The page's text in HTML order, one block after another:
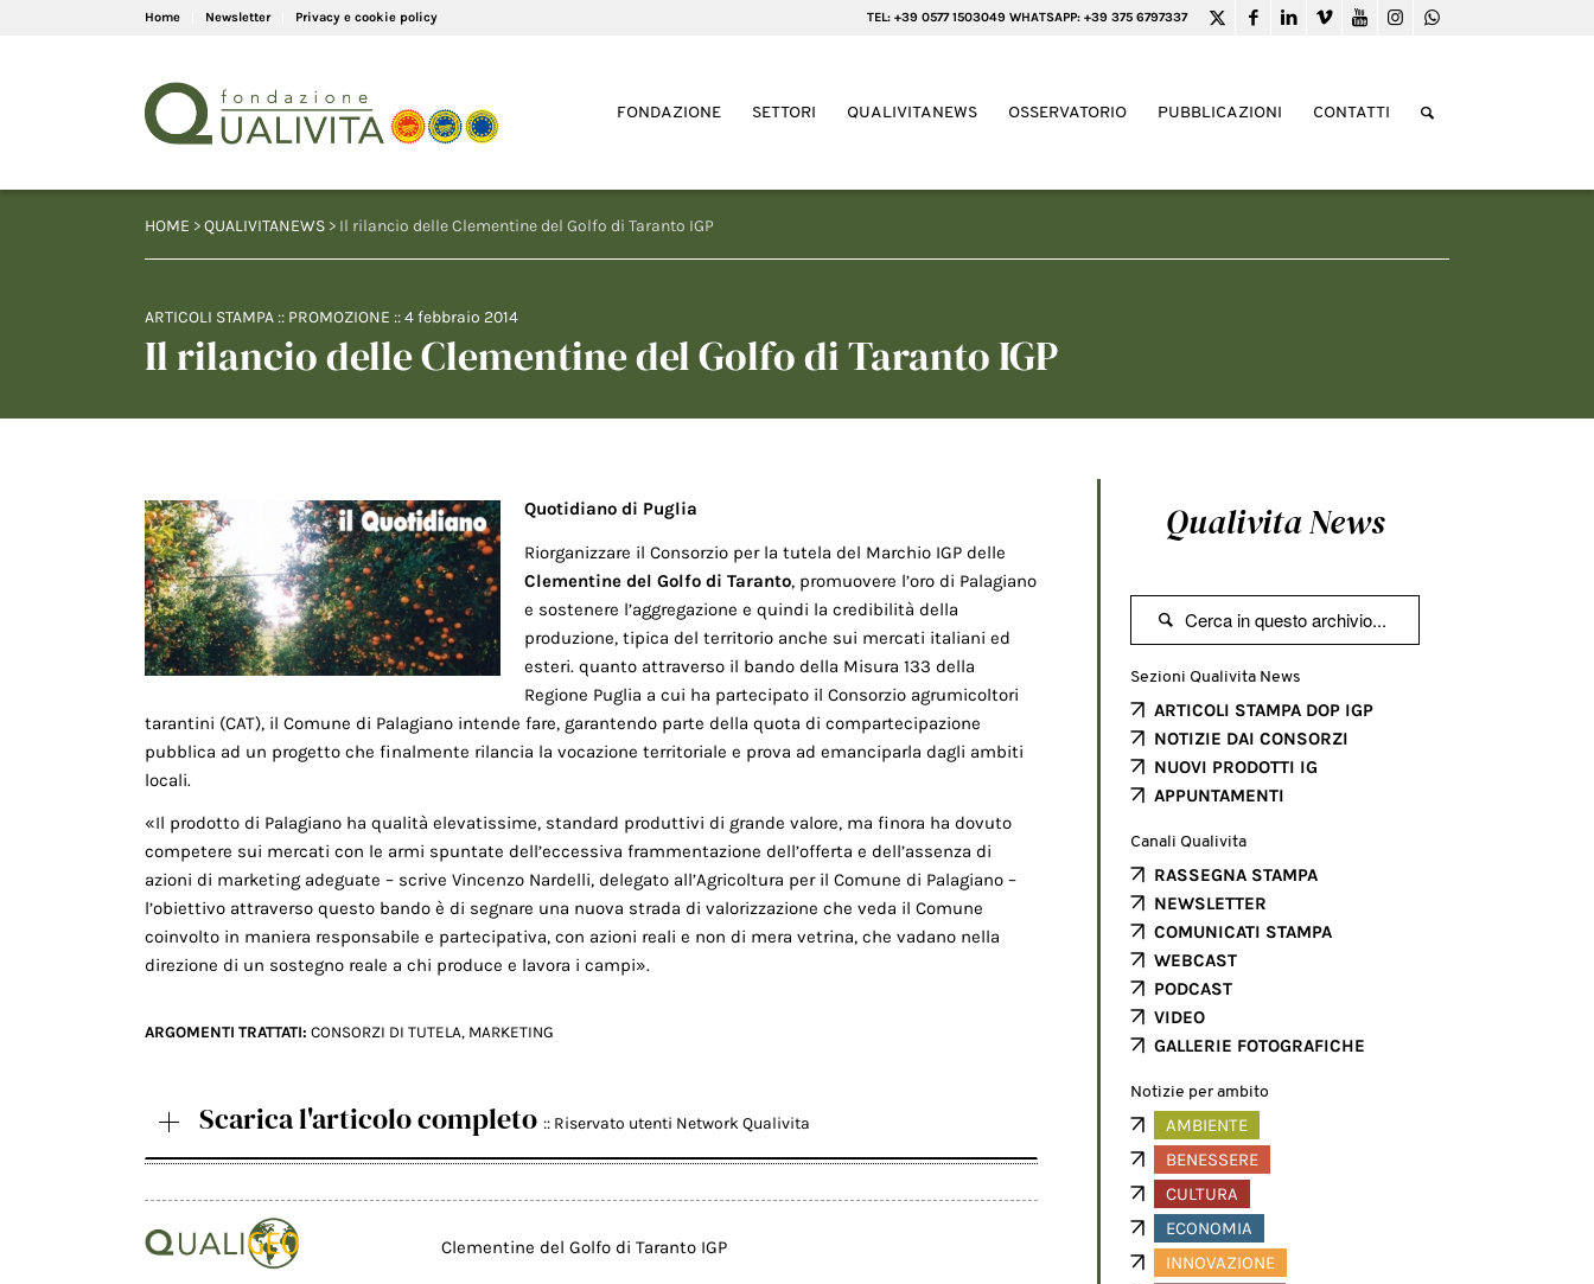
Home Newsletter Privacy e cookie policy TEL: +39 0577 1503049 WHATSAPP: +39 375 6797337
FONDAZIONE SETTORI QUALIVITANEWS OSSERVATORIO PUBBLICAZIONI CONTATTI
HOME >QUALIVITANEWS > Il rilancio delle Clementine del Golfo di Taranto IGP
ARTICOLI STAMPA :: PROMOZIONE ::4 febbraio 2014
Il rilancio delle Clementine del Golfo di Taranto IGP
Quotidiano di Puglia
Riorganizzare il Consorzio per la tutela del Marchio IGP delle
Clementine del Golfo di Taranto, promuovere l’oro di Palagiano
e sostenere l’aggregazione e quindi la credibilità della
produzione, tipica del territorio anche sui mercati italiani ed
esteri. quanto attraverso il bando della Misura 133 della
Regione Puglia a cui ha partecipato il Consorzio agrumicoltori
tarantini (CAT), il Comune di Palagiano intende fare, garantendo parte della quota di compartecipazione
pubblica ad un progetto che finalmente rilancia la vocazione territoriale e prova ad emanciparla dagli ambiti
locali.
«Il prodotto di Palagiano ha qualità elevatissime, standard produttivi di grande valore, ma finora ha dovuto
competere sui mercati con le armi spuntate dell’eccessiva frammentazione dell’offerta e dell’assenza di
azioni di marketing adeguate – scrive Vincenzo Nardelli, delegato all’Agricoltura per il Comune di Palagiano –
l’obiettivo attraverso questo bando è di segnare una nuova strada di valorizzazione che veda il Comune
coinvolto in maniera responsabile e partecipativa, con azioni reali e non di mera vetrina, che vadano nella
direzione di un sostegno reale a chi produce e lavora i campi».
ARGOMENTI TRATTATI: CONSORZI DI TUTELA, MARKETING
Scarica l'articolo completo :: Riservato utenti Network Qualivita
Clementine del Golfo di Taranto IGP
Qualivita News

Sezioni Qualivita News
ARTICOLI STAMPA DOP IGP
NOTIZIE DAI CONSORZI
NUOVI PRODOTTI IG
APPUNTAMENTI
Canali Qualivita
RASSEGNA STAMPA
NEWSLETTER
COMUNICATI STAMPA
WEBCAST
PODCAST
VIDEO
GALLERIE FOTOGRAFICHE
Notizie per ambito
AMBIENTE
BENESSERE
CULTURA
ECONOMIA
INNOVAZIONE